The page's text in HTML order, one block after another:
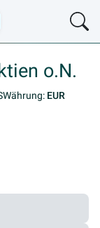
o.N.
Währung: EUR